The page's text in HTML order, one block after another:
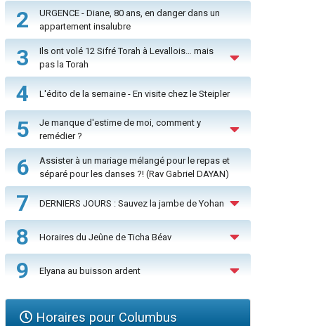
2
URGENCE - Diane, 80 ans, en danger dans un
appartement insalubre
3
Ils ont volé 12 Sifré Torah à Levallois… mais
pas la Torah
4 L'édito de la semaine - En visite chez le Steipler
5
Je manque d'estime de moi, comment y
remédier ?
6
Assister à un mariage mélangé pour le repas et
séparé pour les danses ?! (Rav Gabriel DAYAN)
7 DERNIERS JOURS : Sauvez la jambe de Yohan
8 Horaires du Jeûne de Ticha Béav
9 Elyana au buisson ardent
Horaires pour Columbus